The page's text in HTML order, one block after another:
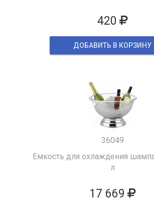
420
ДОБАВИТЬ В КОРЗИНУ
36049
Емкость для охлаждения
л
17 669